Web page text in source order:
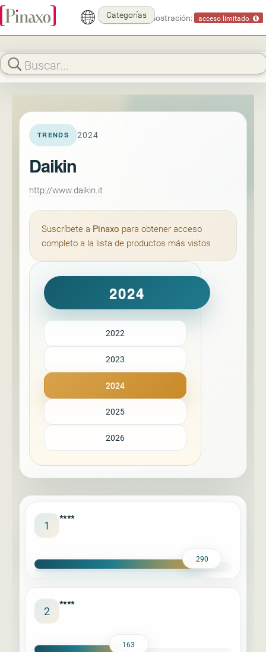
Modo demostración: acceso limitado
Categorías
TRENDS 2024
Daikin
http://www.daikin.it
Suscríbete a Pinaxo para obtener acceso
completo a la lista de productos más vistos
2024
2022
2023
2024
2025
2026
1 ****
290
2 ****
163